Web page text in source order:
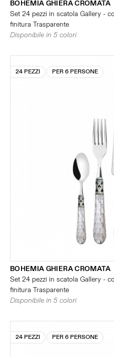
BOHEMIA GHIERA CROMATA
Set 24 pezzi in scatola Gallery -
finitura Trasparente
Disponibile in 5 colori
24 PEZZI PER 6 PERSONE
BOHEMIA GHIERA CROMATA
Set 24 pezzi in scatola Gallery -
finitura Trasparente
Disponibile in 5 colori
24 PEZZI PER 6 PERSONE